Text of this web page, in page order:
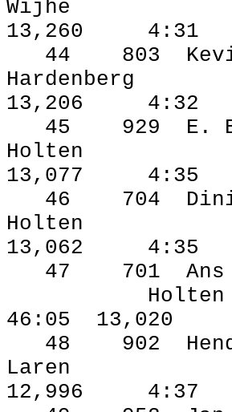
Wijhe
13,260
4:31
44
803
Hardenberg
13,206
4:32
45
929
E.
Holten
13,077
4:35
46
704
Holten
13,062
4:35
47
701
Holten
46:05
13,020
48
902
Laren
12,996
4:37